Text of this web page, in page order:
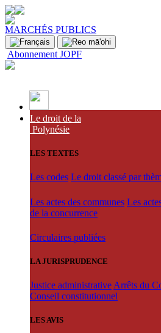
MARCHÉS PUBLICS
Abonnement JOPF
Le droit de la
Polynésie
LES TEXTES
Les codes Le droit classé par
Les actes des communes Les
de la concurrence
Circulaires publiées
LA JURISPRUDENCE
Justice administrative Arrêts du
Conseil constitutionnel
LES AVIS